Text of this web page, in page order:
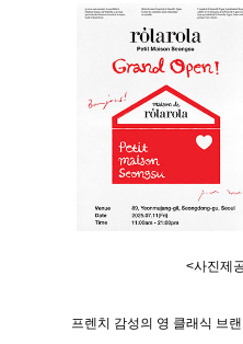
<사진제
프렌치 감성의 영 클래식 브